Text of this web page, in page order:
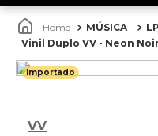
MÚSICA
Vinil Duplo VV - Neon
Importado
VV